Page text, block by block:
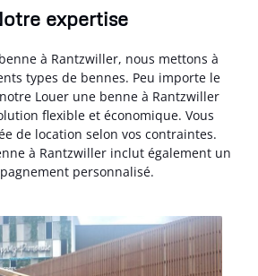
expertise
à Rantzwiller, nous mettons à
types de bennes. Peu importe le
Louer une benne à Rantzwiller
flexible et économique. Vous
de location selon vos contraintes.
à Rantzwiller inclut également un
personnalisé.